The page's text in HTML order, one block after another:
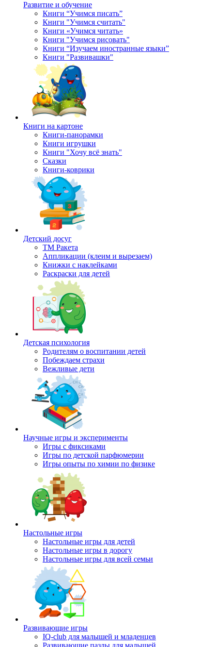
Развитие и обучение
Книги “Учимся писать”
Книги "Учимся считать"
Книги «Учимся читать»
Книги "Учимся рисовать"
Книги “Изучаем иностранные языки”
Книги "Развивашки"
Книги на картоне
Книги-панорамки
Книги игрушки
Книги "Хочу всё знать"
Сказки
Книги-коврики
Детский досуг
ТМ Ракета
Аппликации (клеим и вырезаем)
Книжки с наклейками
Раскраски для детей
Детская психология
Родителям о воспитании детей
Побеждаем страхи
Вежливые дети
Научные игры и эксперименты
Игры с фиксиками
Игры по детской парфюмерии
Игры опыты по химии по физике
Настольные игры
Настольные игры для детей
Настольные игры в дорогу
Настольные игры для всей семьи
Развивающие игры
IQ-club для малышей и младенцев
Развивающие пазлы для малышей